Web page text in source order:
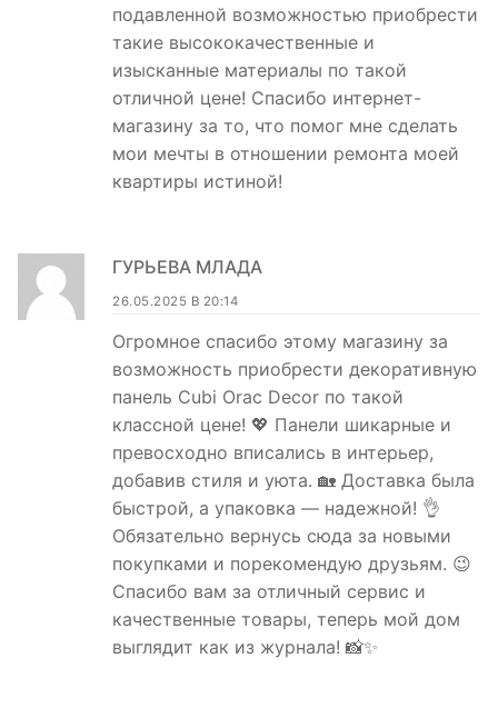
подавленной возможностью приобрести
такие высококачественные и
изысканные материалы по такой
отличной цене! Спасибо интернет-
магазину за то, что помог мне сделать
мои мечты в отношении ремонта моей
квартиры истиной!
ГУРЬЕВА МЛАДА
26.05.2025 В 20:14
Огромное спасибо этому магазину за
возможность приобрести декоративную
панель Cubi Orac Decor по такой
классной цене! 💖 Панели шикарные и
превосходно вписались в интерьер,
добавив стиля и уюта. 🏡 Доставка была
быстрой, а упаковка — надежной! 👌
Обязательно вернусь сюда за новыми
покупками и порекомендую друзьям. 😉
Спасибо вам за отличный сервис и
качественные товары, теперь мой дом
выглядит как из журнала! 📸✨